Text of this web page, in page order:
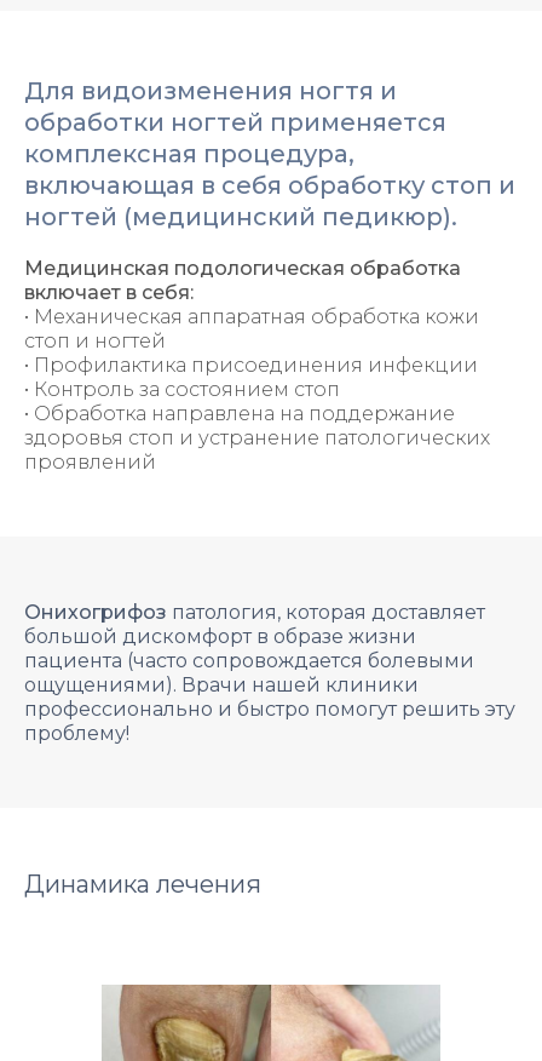
Для видоизменения ногтя и
обработки ногтей применяется
комплексная процедура,
включающая в себя обработку стоп и
ногтей (медицинский педикюр).
Медицинская подологическая обработка
включает в себя:
• Механическая аппаратная обработка кожи
стоп и ногтей
• Профилактика присоединения инфекции
• Контроль за состоянием стоп
• Обработка направлена на поддержание
здоровья стоп и устранение патологических
проявлений
Онихогрифоз патология, которая доставляет
большой дискомфорт в образе жизни
пациента (часто сопровождается болевыми
ощущениями). Врачи нашей клиники
профессионально и быстро помогут решить эту
проблему!
Динамика лечения